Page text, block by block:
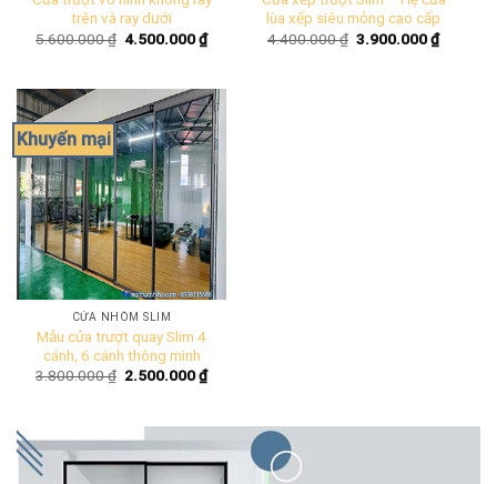
trên và ray dưới
5.600.000₫ Giá
4.500.000₫Giá
hiện
4.500.000 ₫.
lùa xếp siêu mỏng cao cấp
4.400.000₫ Giá
3.900.000₫Giá
hiện
Khuyến mại
CỬA NHÔM SLIM
Mẫu cửa trượt quay Slim 4
cánh, 6 cánh thông minh
3.800.000₫ Giá
2.500.000₫Giá
hiện
2.500.000 ₫.